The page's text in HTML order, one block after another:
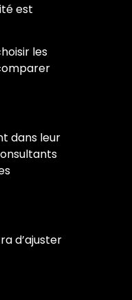
est
les
dans leur
d’ajuster